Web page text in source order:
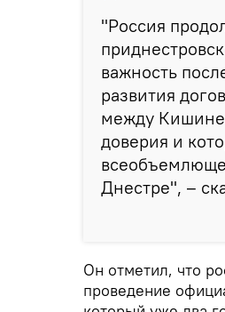
"Россия
важность
развития
между
доверия и
Днестре", –
Он отметил, что
проведение